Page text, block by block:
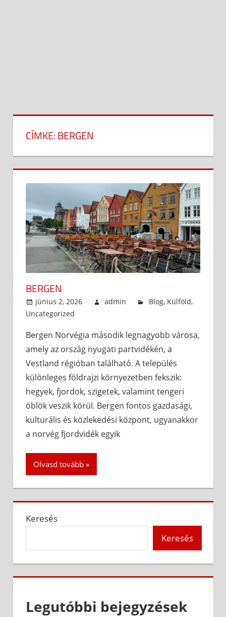
CÍMKE:BERGEN
BERGEN
június 2, 2026 admin Blog, Külföld,
Uncategorized
Bergen Norvégia második legnagyobb városa,
amely az ország nyugati partvidékén, a
Vestland régióban található. A település
különleges földrajzi környezetben fekszik:
hegyek, fjordok, szigetek, valamint tengeri
öblök veszik körül. Bergen fontos gazdasági,
kulturális és közlekedési központ, ugyanakkor
a norvég fjordvidék egyik
Olvasd tovább
Keresés
Keresés
Legutóbbi bejegyzések